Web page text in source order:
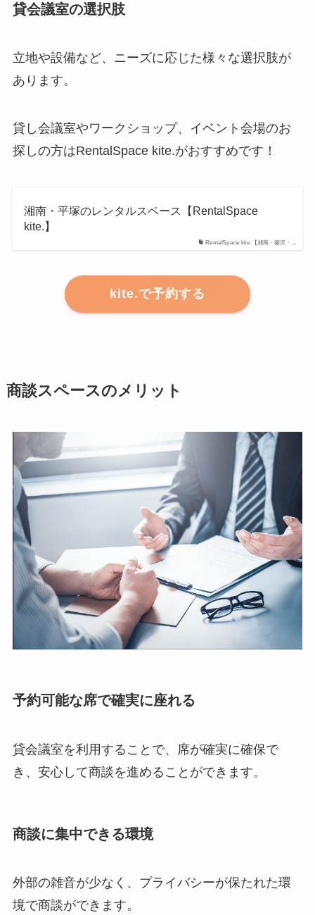
貸会議室の選択肢
立地や設備など、ニーズに応じた様々な選択肢が
あります。
貸し会議室やワークショップ、イベント会場のお
探しの方はRentalSpace kite.がおすすめです！
RentalSpace kite.【湘南・藤沢・…
湘南・平塚のレンタルスペース【RentalSpace
kite.】
kite.で予約する
商談スペースのメリット
予約可能な席で確実に座れる
貸会議室を利用することで、席が確実に確保で
き、安心して商談を進めることができます。
商談に集中できる環境
外部の雑音が少なく、プライバシーが保たれた環
境で商談ができます。